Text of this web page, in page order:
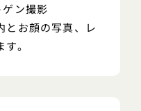
ン撮影
とお顔の写真、レ
。